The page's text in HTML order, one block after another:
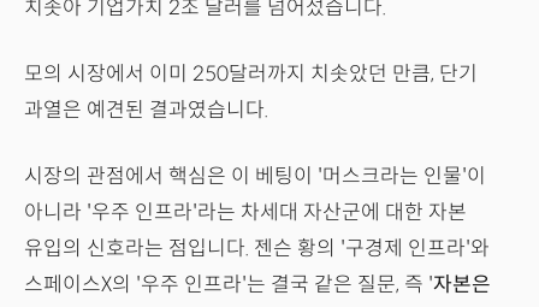
치솟아 기업가치 2조 달러를 넘어섰습니다.
모의 시장에서 이미 250달러까지 치솟았던 만큼, 단기
과열은 예견된 결과였습니다.
시장의 관점에서 핵심은 이 베팅이 '머스크라는 인물'이
아니라 '우주 인프라'라는 차세대 자산군에 대한 자본
유입의 신호라는 점입니다. 젠슨 황의 '구경제 인프라'와
스페이스X의 '우주 인프라'는 결국 같은 질문, 즉 '자본은